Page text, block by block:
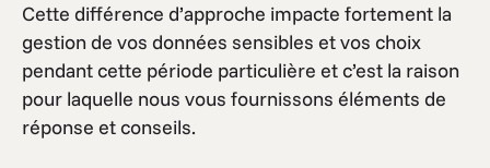
Cette différence d’approche impacte fortement la
gestion de vos données sensibles et vos choix
pendant cette période particulière et c’est la raison
pour laquelle nous vous fournissons éléments de
réponse et conseils.